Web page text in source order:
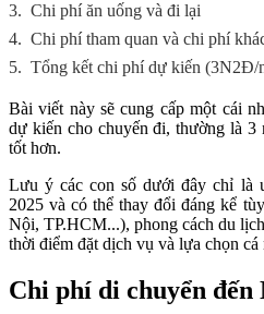
3. Chi phí ăn uống và đi lại
4. Chi phí tham quan và chi phí
5. Tổng kết chi phí dự kiến (3N2Đ/
Bài viết này sẽ cung cấp một cái
dự kiến cho chuyến đi, thường là 3
tốt hơn.
Lưu ý các con số dưới đây chỉ là
2025 và có thể thay đổi đáng kể
Nội, TP.HCM...), phong cách du
thời điểm đặt dịch vụ và lựa chọn cá
Chi phí di chuyển đến